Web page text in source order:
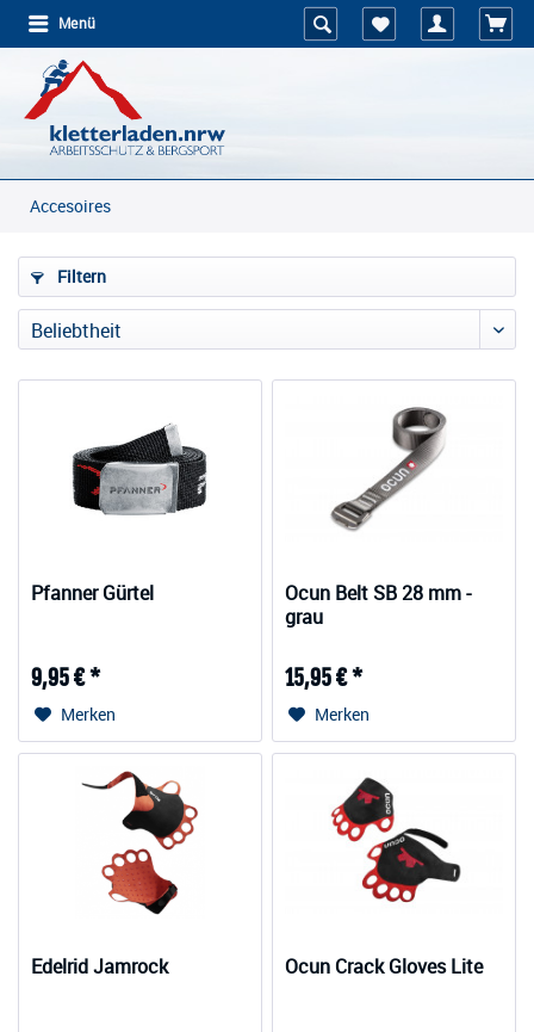
Menü
Accesoires
Filtern
Pfanner Gürtel
9,95 € *
Merken
Ocun Belt SB 28 mm -
grau
15,95 € *
Merken
Edelrid Jamrock Ocun Crack Gloves Lite